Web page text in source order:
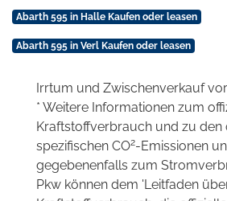
Abarth 595 in Halle Kaufen oder leasen
Abarth 595 in Verl Kaufen oder leasen
Irrtum und Zwischenverkauf
* Weitere Informationen zum
Kraftstoffverbrauch und zu den
spezifischen CO2-Emissionen
gegebenenfalls zum
Pkw können dem 'Leitfaden